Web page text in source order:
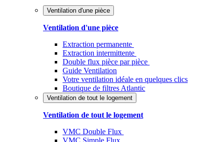
Ventilation d'une pièce
Ventilation d'une pièce
Extraction permanente
Extraction intermittente
Double flux pièce par pièce
Guide Ventilation
Votre ventilation idéale en quelques clics
Boutique de filtres Atlantic
Ventilation de tout le logement
Ventilation de tout le logement
VMC Double Flux
VMC Simple Flux